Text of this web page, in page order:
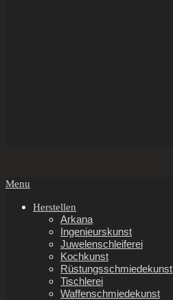
Secondary
Menu
Menu
Herstellen
Arkana
Ingenieurskunst
Juwelenschleiferei
Kochkunst
Rüstungsschmiedekunst
Tischlerei
Waffenschmiedekunst